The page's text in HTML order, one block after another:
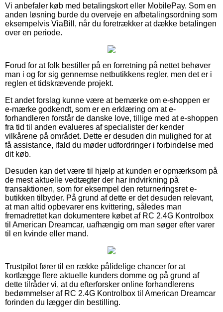
Vi anbefaler køb med betalingskort eller MobilePay. Som en
anden løsning burde du overveje en afbetalingsordning som
eksempelvis ViaBill, når du foretrækker at dække betalingen
over en periode.
Forud for at folk bestiller på en forretning på nettet behøver
man i og for sig gennemse netbutikkens regler, men det er i
reglen et tidskrævende projekt.
Et andet forslag kunne være at bemærke om e-shoppen er
e-mærke godkendt, som er en erklæring om at e-
forhandleren forstår de danske love, tillige med at e-shoppen
fra tid til anden evalueres af specialister der kender
vilkårene på området. Dette er desuden din mulighed for at
få assistance, ifald du møder udfordringer i forbindelse med
dit køb.
Desuden kan det være til hjælp at kunden er opmærksom på
de mest aktuelle vedtægter der har indvirkning på
transaktionen, som for eksempel den returneringsret e-
butikken tilbyder. På grund af dette er det desuden relevant,
at man altid opbevarer ens kvittering, således man
fremadrettet kan dokumentere købet af RC 2.4G Kontrolbox
til American Dreamcar, uafhængig om man søger efter varer
til en kvinde eller mand.
Trustpilot fører til en række pålidelige chancer for at
kortlægge flere aktuelle kunders domme og på grund af
dette tilråder vi, at du efterforsker online forhandlerens
bedømmelser af RC 2.4G Kontrolbox til American Dreamcar
forinden du lægger din bestilling.